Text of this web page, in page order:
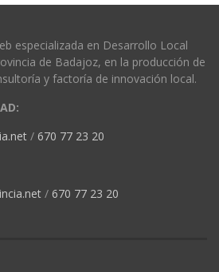
especializada en Desarrollo Local
de Badajoz, en la producción de
y factoría de innovación local.
/ 670 77 23 20
/ 670 77 23 20